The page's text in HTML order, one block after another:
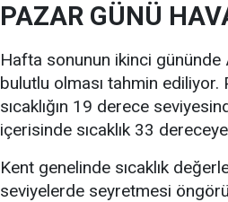
PAZAR GÜNÜ
Hafta sonunun ikinci gününde
bulutlu olması tahmin
sıcaklığın 19 derece
içerisinde sıcaklık 33
Kent genelinde sıcaklık
seviyelerde seyretmesi